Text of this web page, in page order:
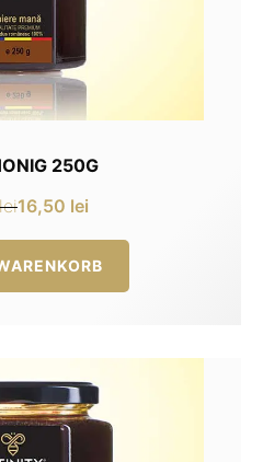
250G
lei
Ursprünglicher
Preis
war:
22,00 lei
16,50 lei
Aktueller
Preis
ist:
16,50 lei.